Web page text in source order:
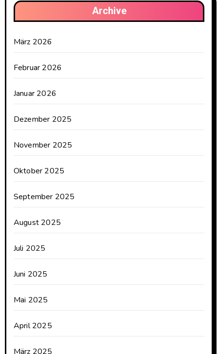
Archive
März 2026
Februar 2026
Januar 2026
Dezember 2025
November 2025
Oktober 2025
September 2025
August 2025
Juli 2025
Juni 2025
Mai 2025
April 2025
März 2025